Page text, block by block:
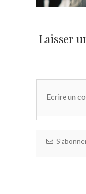
Laisser